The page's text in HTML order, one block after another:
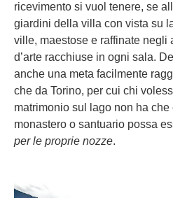
ricevimento si vuol tenere, se
giardini della villa con vista su
ville, maestose e raffinate negli
d’arte racchiuse in ogni sala.
anche una meta facilmente
che da Torino, per cui chi
matrimonio sul lago non ha
monastero o santuario possa
per le proprie nozze.